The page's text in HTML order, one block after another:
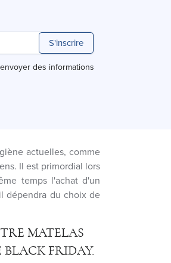
S'inscrire
des informations
actuelles, comme
Il est primordial lors
temps l'achat d'un
dépendra du choix de
MATELAS
FRIDAY.